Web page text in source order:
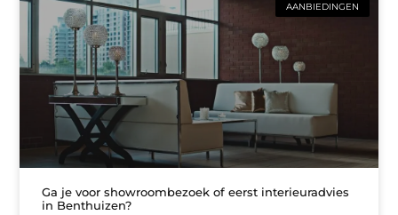
AANBIEDINGEN
Ga je voor showroombezoek of eerst interieuradvies
in Benthuizen?